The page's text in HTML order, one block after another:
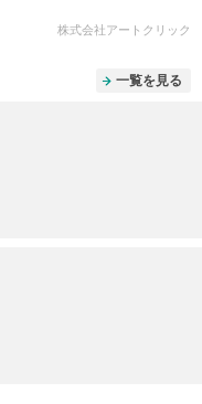
株式会社アートクリック
一覧を見る